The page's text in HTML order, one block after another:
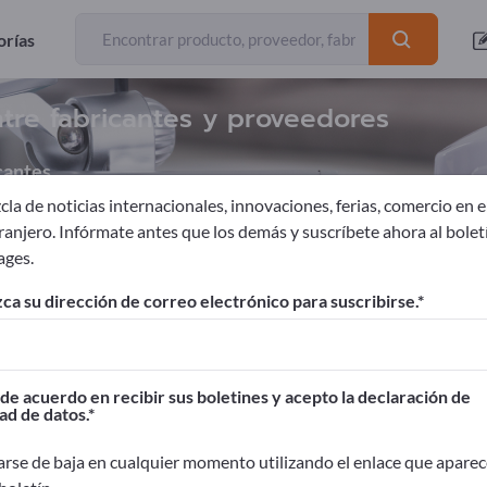
fabricantes y proveedores
equipment
comerciales >> Empiece aquí
en Exportpages.
publicar aquí
de noticias internacionales, innovaciones, ferias, comercio en
Infórmate antes que los demás y suscríbete ahora al
su dirección de correo electrónico para suscribirse.
acuerdo en recibir sus boletines y acepto la declaración de
de datos.
de baja en cualquier momento utilizando el enlace que